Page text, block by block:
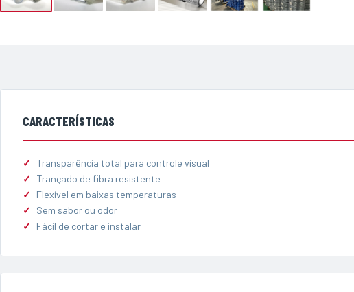
CARACTERÍSTICAS
Transparência total para controle visual
Trançado de fibra resistente
Flexível em baixas temperaturas
Sem sabor ou odor
Fácil de cortar e instalar